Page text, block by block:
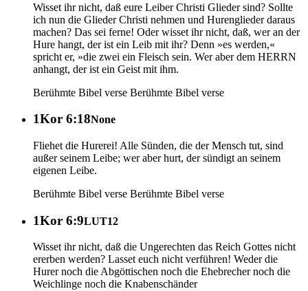
Wisset ihr nicht, daß eure Leiber Christi Glieder sind? Sollte
ich nun die Glieder Christi nehmen und Hurenglieder daraus
machen? Das sei ferne! Oder wisset ihr nicht, daß, wer an der
Hure hangt, der ist ein Leib mit ihr? Denn »es werden,«
spricht er, »die zwei ein Fleisch sein. Wer aber dem HERRN
anhangt, der ist ein Geist mit ihm.
Berühmte Bibel verse Berühmte Bibel verse
1Kor 6:18None
Fliehet die Hurerei! Alle Sünden, die der Mensch tut, sind
außer seinem Leibe; wer aber hurt, der sündigt an seinem
eigenen Leibe.
Berühmte Bibel verse Berühmte Bibel verse
1Kor 6:9LUT12
Wisset ihr nicht, daß die Ungerechten das Reich Gottes nicht
ererben werden? Lasset euch nicht verführen! Weder die
Hurer noch die Abgöttischen noch die Ehebrecher noch die
Weichlinge noch die Knabenschänder